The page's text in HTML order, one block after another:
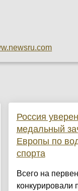
Россия
медальный
Европы по
спорта
Всего на
конкурировали